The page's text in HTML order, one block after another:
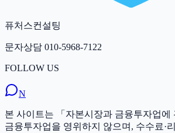
퓨처스컨설팅
문자상담 010-5968-7122
FOLLOW US
N
본 사이트는 「자본시장과 금융투자업에
금융투자업을 영위하지 않으며, 수수료·